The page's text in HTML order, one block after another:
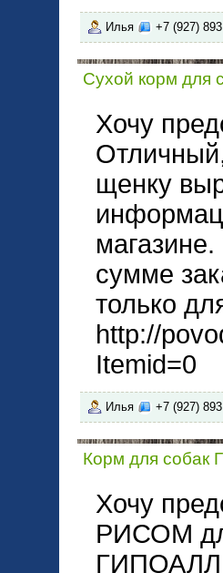
Илья +7 (927)
Сухой корм для
Хочу
щенку
сумме
только
http://
Itemid=0
Илья +7 (927)
Корм для собак
Хочу
РИСОМ